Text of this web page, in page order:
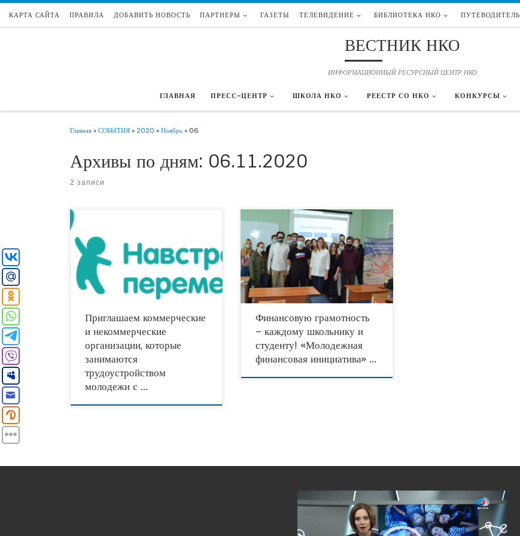
Перейти к содержимому
КАРТА САЙТА ПРАВИЛА ДОБАВИТЬ НОВОСТЬ ПАРТНЕРЫ ГАЗЕТЫ ТЕЛЕВИДЕНИЕ БИБЛИОТЕКА НКО ПУТЕВОДИТЕЛЬ
ВЕСТНИК НКО
ИНФОРМАЦИОННЫЙ РЕСУРСНЫЙ ЦЕНТР НКО
ГЛАВНАЯ ПРЕСС-ЦЕНТР ШКОЛА НКО РЕЕСТР СО НКО КОНКУРСЫ
Главная»СОБЫТИЯ»2020 »Ноябрь» 06
Архивы по дням: 06.11.2020
2 записи
заявок на конкурс «Навстречу устойчивому
развитию». Приглашаем коммерческие и
некоммерческие организации, которые
занимаются трудоустройством молодежи с
низкими
Приглашаем коммерческие
и некоммерческие
организации, которые
занимаются
трудоустройством
молодежи с …
В Тюмени полным ходом продолжаются
просветительские занятия в рамках социально
ориентированного проекта «Молодежная
финансовая инициатива: финансовую
грамотность каждому школьнику!».
Напомним, что проект «Молодежная
финансовая инициатива»
Финансовую грамотность
– каждому школьнику и
студенту! «Молодежная
финансовая инициатива» …